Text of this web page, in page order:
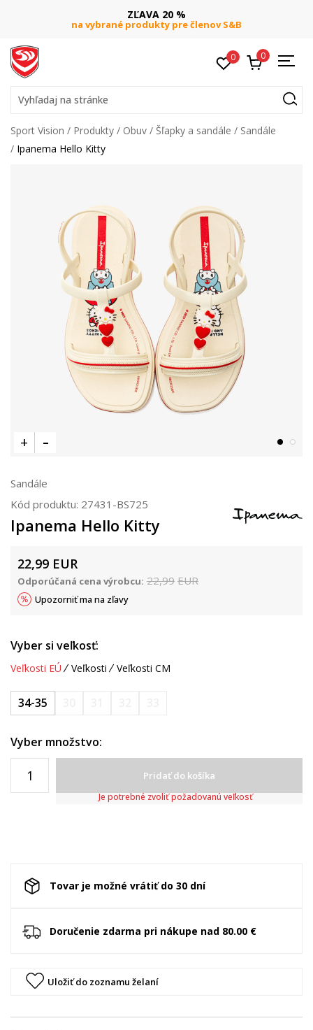
ZĽAVA 20 %
na vybrané produkty pre členov S&B
0 0
Vyhľadaj na stránke
Sport Vision Produkty Obuv Šľapky a sandále
Sandále
Ipanema Hello Kitty
Sandále
Kód produktu: 27431-BS725
Ipanema Hello Kitty
22,99 EUR
Odporúčaná cena výrobcu: 22,99 EUR
Upozorniť ma na zľavy
Vyber si veľkosť:
Veľkosti EÚ Veľkosti Veľkosti CM
34-35
Vyber množstvo:
Pridať do košíka
Je potrebné zvoliť požadovanú veľkosť
Tovar je možné vrátiť do 30 dní
Doručenie zdarma pri nákupe nad 80.00 €
Uložiť do zoznamu želaní